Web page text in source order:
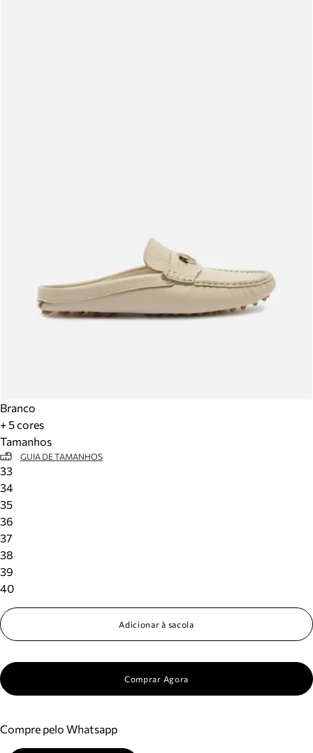
Branco
+ 5 cores
Tamanhos
GUIA DE TAMANHOS
33
34
35
36
37
38
39
40
Adicionar à sacola
Comprar Agora
Compre pelo Whatsapp